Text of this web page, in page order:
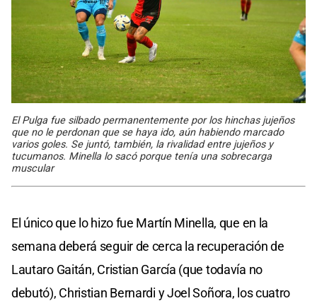
El Pulga fue silbado permanentemente por los hinchas jujeños
que no le perdonan que se haya ido, aún habiendo marcado
varios goles. Se juntó, también, la rivalidad entre jujeños y
tucumanos. Minella lo sacó porque tenía una sobrecarga
muscular
El único que lo hizo fue Martín Minella, que en la
semana deberá seguir de cerca la recuperación de
Lautaro Gaitán, Cristian García (que todavía no
debutó), Christian Bernardi y Joel Soñora, los cuatro